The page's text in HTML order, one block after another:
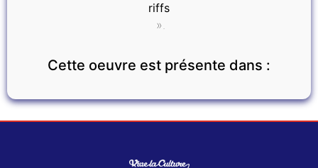
riffs
».
Cette oeuvre est présente dans :